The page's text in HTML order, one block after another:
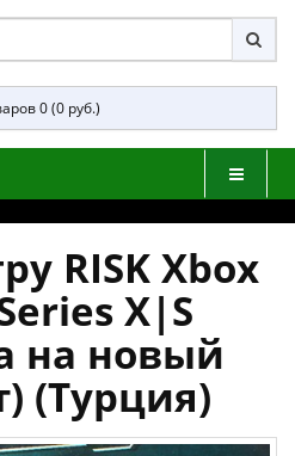
0 (0 руб.)
RISK Xbox
X|S
на новый
(Турция)